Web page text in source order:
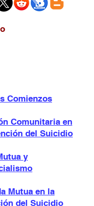
Comienzos
Comunitaria en
del Suicidio
y
Mutua en la
del Suicidio